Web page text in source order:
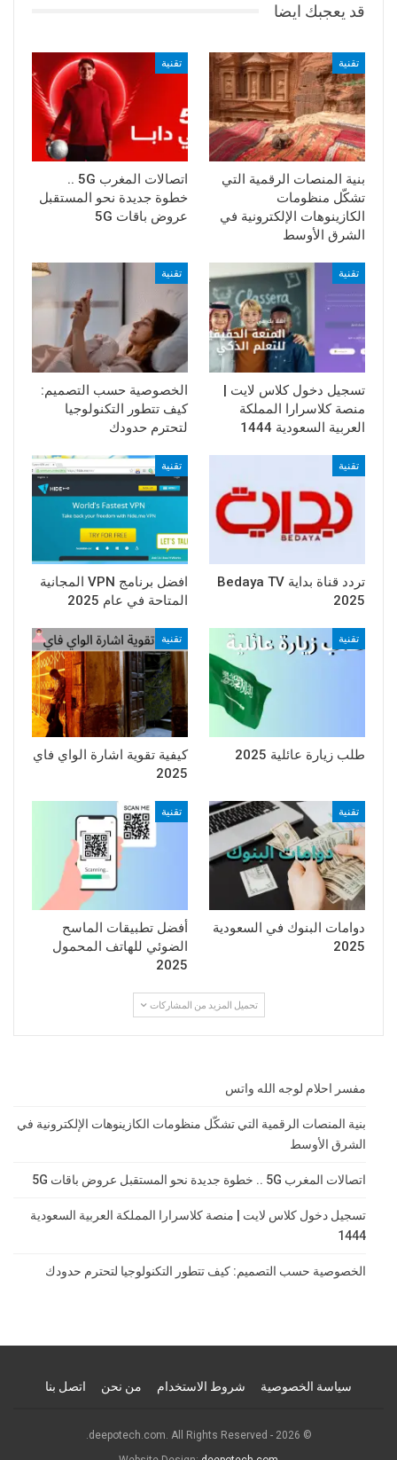
قد يعجبك ايضا
تقنية
بنية المنصات الرقمية التي
تشكّل منظومات
الكازينوهات الإلكترونية في
الشرق الأوسط
تقنية
اتصالات المغرب 5G ..
خطوة جديدة نحو المستقبل
عروض باقات 5G
تقنية
تسجيل دخول كلاس لايت |
منصة كلاسرارا المملكة
العربية السعودية 1444
تقنية
الخصوصية حسب التصميم:
كيف تتطور التكنولوجيا
لتحترم حدودك
تقنية
تردد قناة بداية Bedaya TV
2025
تقنية
افضل برنامج VPN المجانية
المتاحة في عام 2025
تقنية
طلب زيارة عائلية 2025
تقنية
كيفية تقوية اشارة الواي فاي
2025
تقنية
دوامات البنوك في السعودية
2025
تقنية
أفضل تطبيقات الماسح
الضوئي للهاتف المحمول
2025
تحميل المزيد من المشاركات
مفسر احلام لوجه الله واتس
بنية المنصات الرقمية التي تشكّل منظومات الكازينوهات الإلكترونية في
الشرق الأوسط
اتصالات المغرب 5G .. خطوة جديدة نحو المستقبل عروض باقات 5G
تسجيل دخول كلاس لايت | منصة كلاسرارا المملكة العربية السعودية
1444
الخصوصية حسب التصميم: كيف تتطور التكنولوجيا لتحترم حدودك
سياسة الخصوصية شروط الاستخدام من نحن اتصل بنا
© 2026 - deepotech.com. All Rights Reserved.